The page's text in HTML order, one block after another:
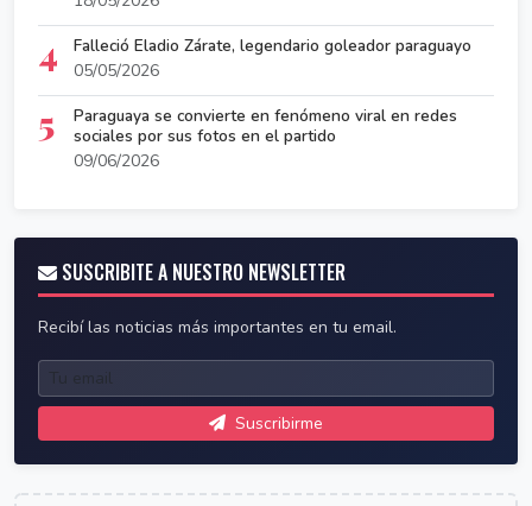
4
Falleció Eladio Zárate, legendario goleador paraguayo
05/05/2026
5
Paraguaya se convierte en fenómeno viral en redes
sociales por sus fotos en el partido
09/06/2026
SUSCRIBITE A NUESTRO NEWSLETTER
Recibí las noticias más importantes en tu email.
Suscribirme